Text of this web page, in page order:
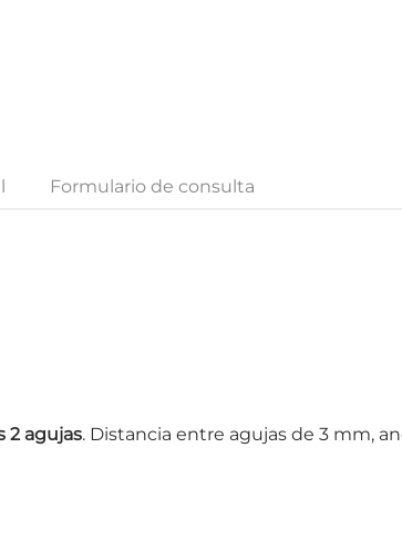
Formulario de consulta
2 agujas. Distancia entre agujas de 3 mm,